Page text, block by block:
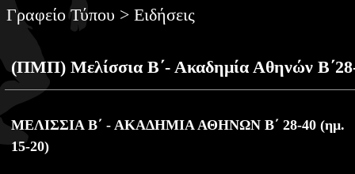
Γραφείο Τύπου > Ειδήσεις
(ΠΜΠ) Μελίσσια Β΄- Ακαδημία Αθηνών
ΜΕΛΙΣΣΙΑ Β΄ - ΑΚΑΔΗΜΙΑ ΑΘΗΝΩΝ Β΄ 28-40 (ημ.
15-20)